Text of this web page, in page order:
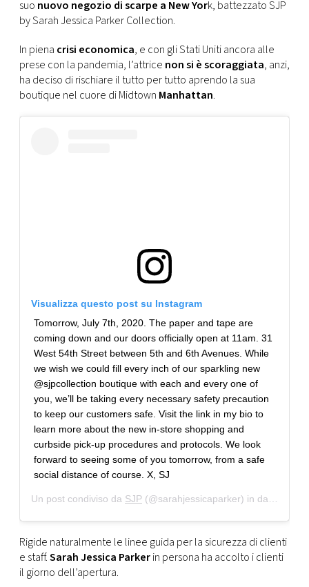
CONSIGLIA
suo nuovo negozio di scarpe a New York, battezzato SJP
by Sarah Jessica Parker Collection.
In piena crisi economica, e con gli Stati Uniti ancora alle
prese con la pandemia, l’attrice non si è scoraggiata, anzi,
ha deciso di rischiare il tutto per tutto aprendo la sua
boutique nel cuore di Midtown Manhattan.
Visualizza questo post su Instagram
Tomorrow, July 7th, 2020. The paper and tape are
coming down and our doors officially open at 11am. 31
West 54th Street between 5th and 6th Avenues. While
we wish we could fill every inch of our sparkling new
@sjpcollection boutique with each and every one of
you, we’ll be taking every necessary safety precaution
to keep our customers safe. Visit the link in my bio to
learn more about the new in-store shopping and
curbside pick-up procedures and protocols. We look
forward to seeing some of you tomorrow, from a safe
social distance of course. X, SJ
Un post condiviso da SJP (@sarahjessicaparker) in data:
Rigide naturalmente le linee guida per la sicurezza di clienti
e staff.Sarah Jessica Parkerin persona ha accolto i clienti
il giorno dell’apertura.